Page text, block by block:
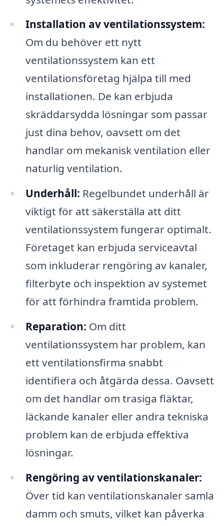
Installation av ventilationssystem:
Om du behöver ett nytt
ventilationssystem kan ett
ventilationsföretag hjälpa till med
installationen. De kan erbjuda
skräddarsydda lösningar som passar
just dina behov, oavsett om det
handlar om mekanisk ventilation eller
naturlig ventilation.
Underhåll: Regelbundet underhåll är
viktigt för att säkerställa att ditt
ventilationssystem fungerar optimalt.
Företaget kan erbjuda serviceavtal
som inkluderar rengöring av kanaler,
filterbyte och inspektion av systemet
för att förhindra framtida problem.
Reparation: Om ditt
ventilationssystem har problem, kan
ett ventilationsfirma snabbt
identifiera och åtgärda dessa. Oavsett
om det handlar om trasiga fläktar,
läckande kanaler eller andra tekniska
problem kan de erbjuda effektiva
lösningar.
Rengöring av ventilationskanaler:
Över tid kan ventilationskanaler samla
damm och smuts, vilket kan påverka